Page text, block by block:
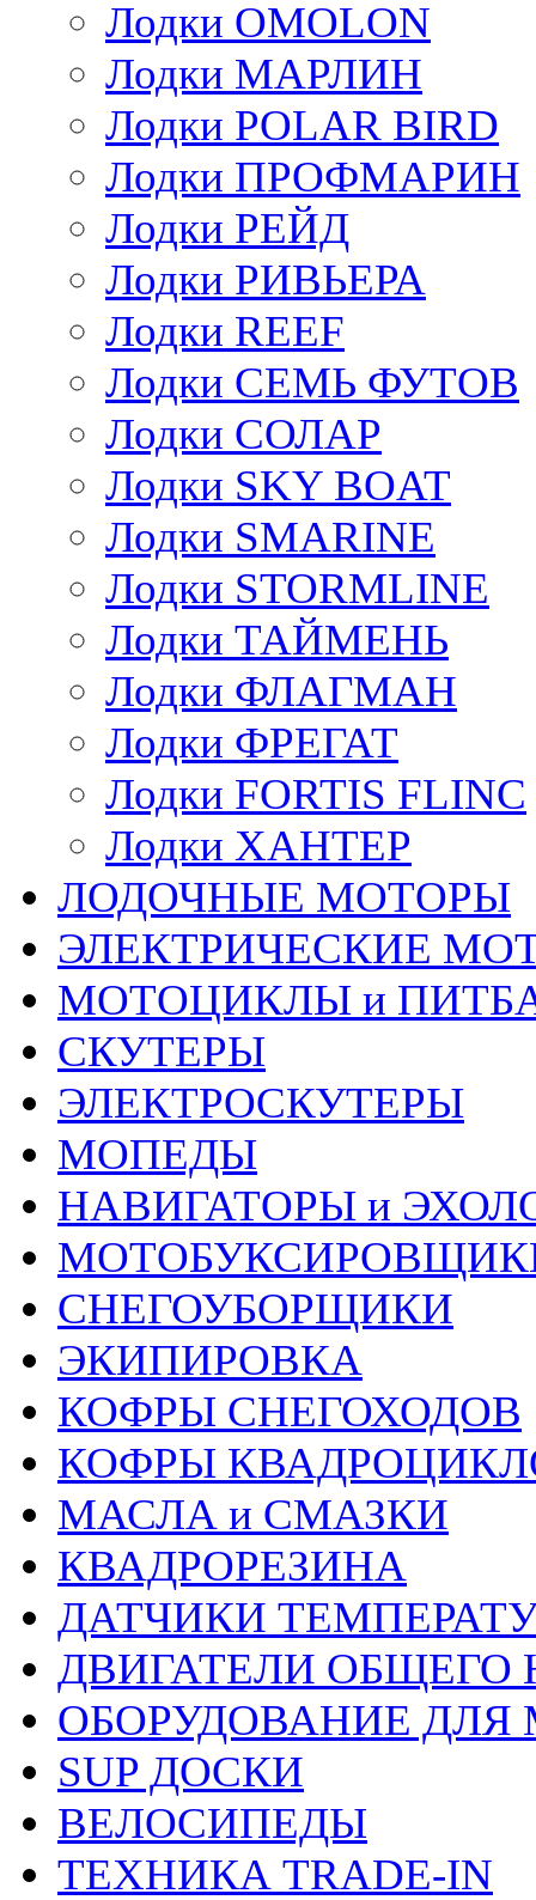
Лодки OMOLON
Лодки МАРЛИН
Лодки POLAR BIRD
Лодки ПРОФМАРИН
Лодки РЕЙД
Лодки РИВЬЕРА
Лодки REEF
Лодки СЕМЬ ФУТОВ
Лодки СОЛАР
Лодки SKY BOAT
Лодки SMARINE
Лодки STORMLINE
Лодки ТАЙМЕНЬ
Лодки ФЛАГМАН
Лодки ФРЕГАТ
Лодки FORTIS FLINC
Лодки ХАНТЕР
ЛОДОЧНЫЕ МОТОРЫ
ЭЛЕКТРИЧЕСКИЕ
МОТОЦИКЛЫ и
СКУТЕРЫ
ЭЛЕКТРОСКУТЕРЫ
МОПЕДЫ
НАВИГАТОРЫ и
СНЕГОУБОРЩИКИ
ЭКИПИРОВКА
КОФРЫ СНЕГОХОДОВ
КОФРЫ
МАСЛА и СМАЗКИ
КВАДРОРЕЗИНА
ДАТЧИКИ
ДВИГАТЕЛИ ОБЩЕГО
ОБОРУДОВАНИЕ
SUP ДОСКИ
ВЕЛОСИПЕДЫ
ТЕХНИКА TRADE-IN